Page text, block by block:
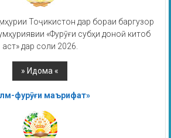
Тоҷикистон дар бораи баргузор
«Фурӯғи субҳи доноӣ китоб
аст» дар соли 2026.
фурӯғи маърифат»